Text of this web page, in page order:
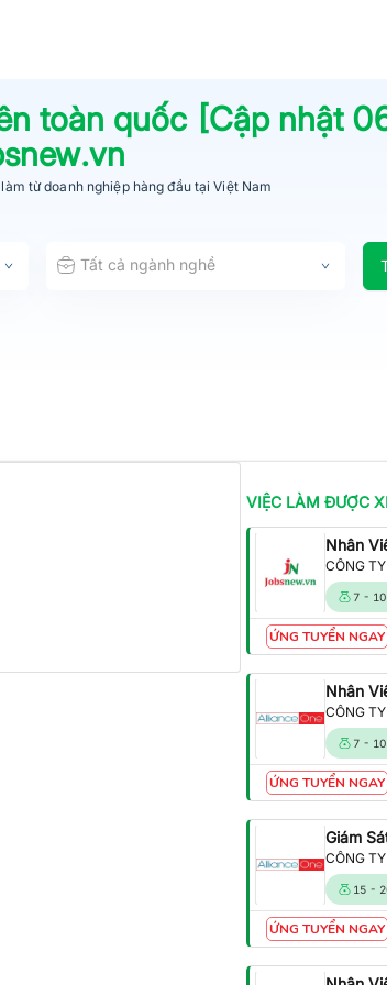
toàn quốc [Cập nhật
từdoanh nghiệp hàng đầutại Việt Nam
Tất cả ngành nghề
VIỆC LÀM ĐƯỢC
CÔNG
7 -
ỨNG TUYỂN NGAY
Nhân
7 -
ỨNG TUYỂN NGAY
Giám
15 -
ỨNG TUYỂN NGAY